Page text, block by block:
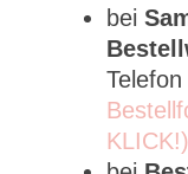
bei
KLICK!)